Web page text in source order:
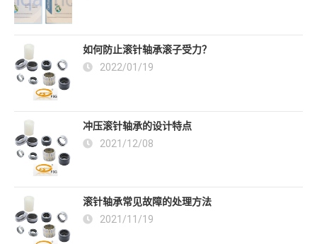
如何防止滚针轴承滚子受力？
2022/01/19
冲压滚针轴承的设计特点
2021/12/08
滚针轴承常见故障的处理方法
2021/11/19